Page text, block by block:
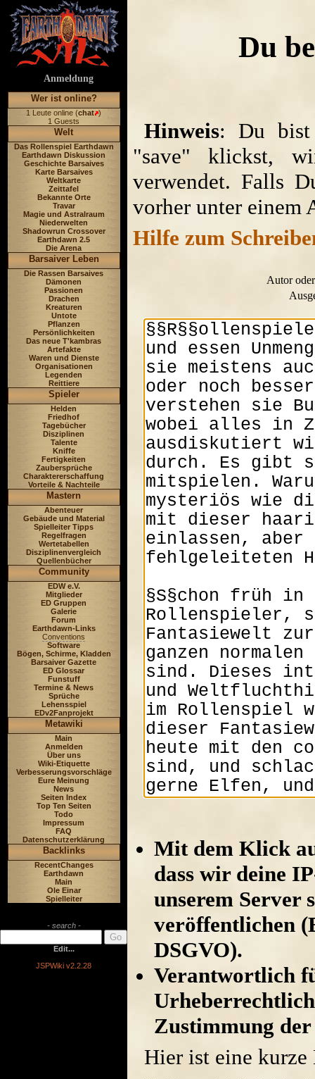
Anmeldung
Wer ist online?
1 Leute online (chat )
1 Guests
Welt
Das Rollenspiel Earthdawn
Earthdawn Diskussion
Geschichte Barsaives
Karte Barsaives
Weltkarte
Zeittafel
Bekannte Orte
Travar
Magie und Astralraum
Niederwelten
Shadowrun Crossover
Earthdawn 2.5
Die Arena
Barsaiver Leben
Die Rassen Barsaives
Dämonen
Passionen
Drachen
Kreaturen
Untote
Pflanzen
Persönlichkeiten
Das neue T'kambras
Artefakte
Waren und Dienste
Organisationen
Legenden
Reittiere
Spieler
Helden
Friedhof
Tagebücher
Disziplinen
Talente
Kniffe
Fertigkeiten
Zaubersprüche
Charaktererschaffung
Vorteile & Nachteile
Mastern
Abenteuer
Gebäude und Material
Spielleiter Tipps
Regelfragen
Wertetabellen
Disziplinenvergleich
Quellenbücher
Community
EDW e.V.
Mitglieder
ED Gruppen
Galerie
Forum
Earthdawn-Links
Conventions
Software
Bögen, Schirme, Kladden
Barsaiver Gazette
ED Glossar
Funstuff
Termine & News
Sprüche
Lehensspiel
EDv2Fanprojekt
Metawiki
Main
Anmelden
Über uns
Wiki-Etiquette
Verbesserungsvorschläge
Eure Meinung
News
Seiten Index
Top Ten Seiten
Todo
Impressum
FAQ
Datenschutzerklärung
Backlinks
RecentChanges
Earthdawn
Main
Ole Einar
Spielleiter
- search -
Edit...
JSPWiki v2.2.28
Du
Hinweis: Du bist
"save" klickst,
verwendet. Falls
vorher unter einem
Hilfe zum
Autor
Mit dem Klick
dass wir deine
unserem Server
veröffentlichen
DSGVO).
Verantwortlich
Zustimmung
Hier ist eine